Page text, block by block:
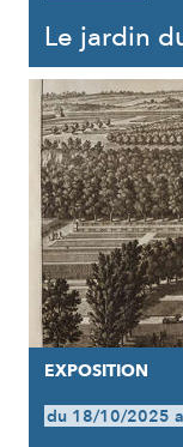
Le jardin
EXPOSITION
du 18/10/2025